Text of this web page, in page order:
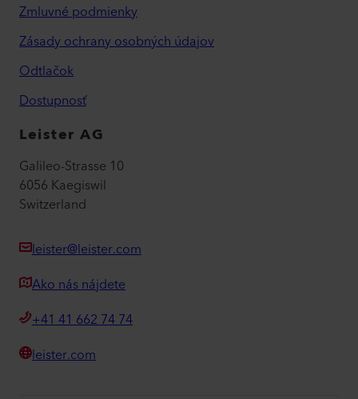
Zmluvné podmienky
Zásady ochrany osobných údajov
Odtlačok
Dostupnosť
Leister AG
Galileo-Strasse 10
6056 Kaegiswil
Switzerland
leister@leister.com
Ako nás nájdete
+41 41 662 74 74
leister.com